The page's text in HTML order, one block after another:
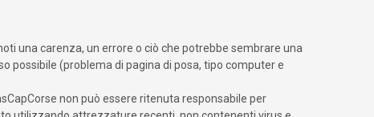
una carenza, un errore o ciò che potrebbe sembrare una
possibile (problema di pagina di posa, tipo computer e
non può essere ritenuta responsabile per